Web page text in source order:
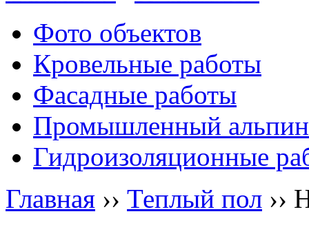
Фото объектов
Кровельные работы
Фасадные работы
Промышленный
Гидроизоляционные
Главная ›› Теплый пол ››